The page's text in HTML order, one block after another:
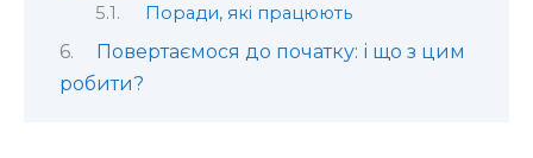
Поради, які працюють
Повертаємося до початку: і що з цим
робити?